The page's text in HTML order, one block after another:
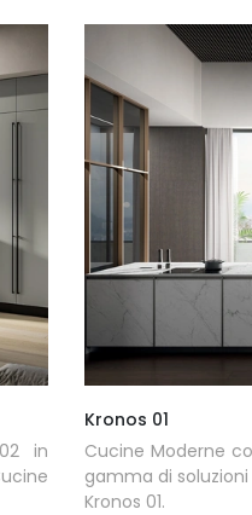
in
Kronos 01
Cucine Moderne
gamma di
Kronos 01.